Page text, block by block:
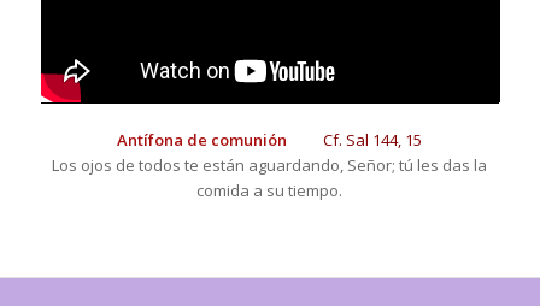
Antífona de comunión Cf. Sal 144, 15
Los ojos de todos te están aguardando, Señor; tú les das la
comida a su tiempo.